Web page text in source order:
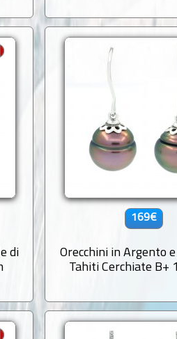
di
169€
Orecchini in Argento
Tahiti Cerchiate B+